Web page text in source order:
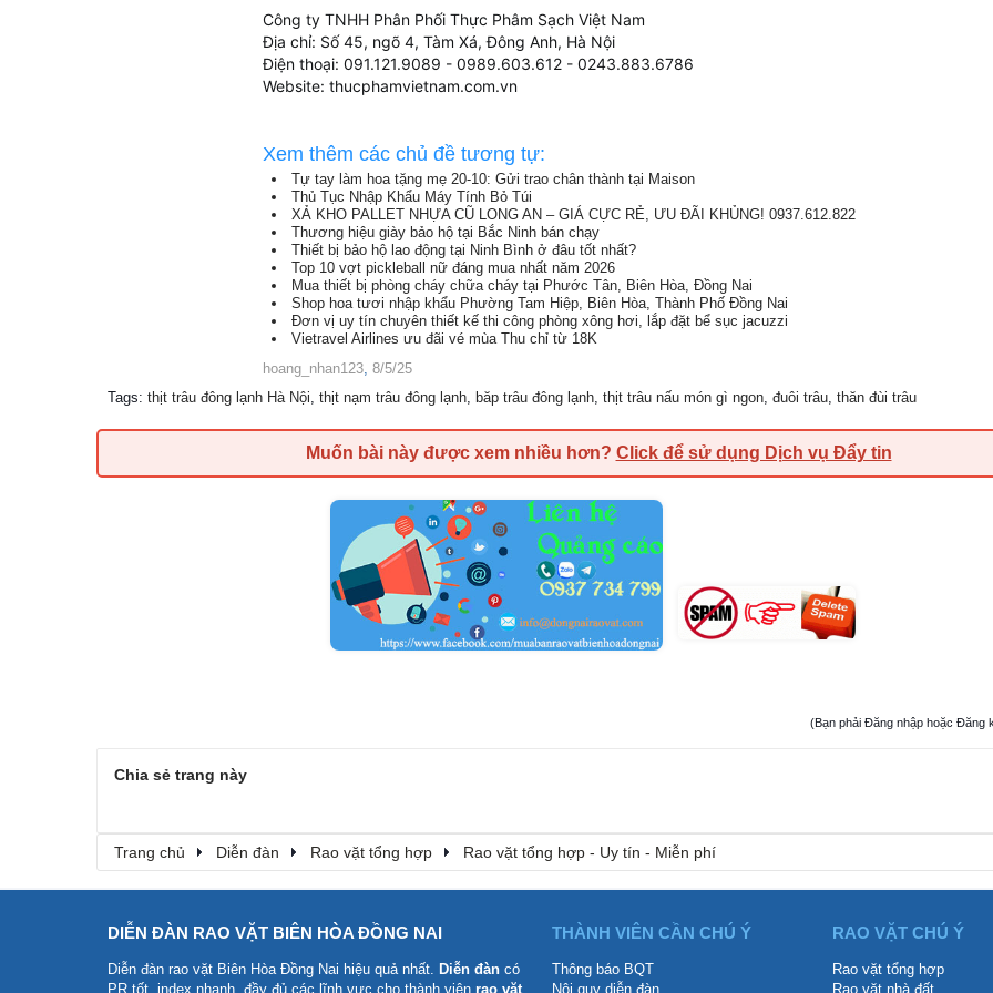
Công ty TNHH Phân Phối Thực Phâm Sạch Việt Nam
Địa chỉ: Số 45, ngõ 4, Tàm Xá, Đông Anh, Hà Nội
Điện thoại: 091.121.9089 - 0989.603.612 - 0243.883.6786
Website: thucphamvietnam.com.vn
Xem thêm các chủ đề tương tự:
Tự tay làm hoa tặng mẹ 20-10: Gửi trao chân thành tại Maison
Thủ Tục Nhập Khẩu Máy Tính Bỏ Túi
XẢ KHO PALLET NHỰA CŨ LONG AN – GIÁ CỰC RẺ, ƯU ĐÃI KHỦNG! 0937.612.822
Thương hiệu giày bảo hộ tại Bắc Ninh bán chạy
Thiết bị bảo hộ lao động tại Ninh Bình ở đâu tốt nhất?
Top 10 vợt pickleball nữ đáng mua nhất năm 2026
Mua thiết bị phòng cháy chữa cháy tại Phước Tân, Biên Hòa, Đồng Nai
Shop hoa tươi nhập khẩu Phường Tam Hiệp, Biên Hòa, Thành Phố Đồng Nai
Đơn vị uy tín chuyên thiết kế thi công phòng xông hơi, lắp đặt bể sục jacuzzi
Vietravel Airlines ưu đãi vé mùa Thu chỉ từ 18K
hoang_nhan123, 8/5/25
Tags: thịt trâu đông lạnh Hà Nội, thịt nạm trâu đông lạnh, băp trâu đông lạnh, thịt trâu nấu món gì ngon, đuôi trâu, thăn đùi trâu
Muốn bài này được xem nhiều hơn? Click để sử dụng Dịch vụ Đẩy tin
(Bạn phải Đăng nhập hoặc Đăng
Chia sẻ trang này
Trang chủ Diễn đàn Rao vặt tổng hợp Rao vặt tổng hợp - Uy tín - Miễn phí
DIỄN ĐÀN RAO VẶT BIÊN HÒA ĐỒNG NAI
Diễn đàn rao vặt Biên Hòa Đồng Nai hiệu quả nhất. Diễn đàn có
PR tốt, index nhanh, đầy đủ các lĩnh vực cho thành viên rao vặt
THÀNH VIÊN CẦN CHÚ Ý
Thông báo BQT
Nội quy diễn đàn
RAO VẶT CHÚ Ý
Rao vặt tổng hợp
Rao vặt nhà đất